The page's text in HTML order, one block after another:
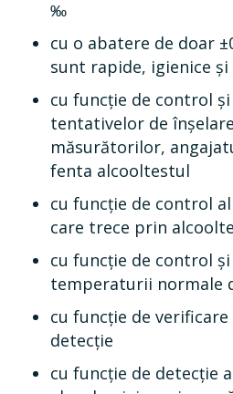
‰
cu o abatere de doar
sunt rapide, igienice și
cu funcție de control
tentativelor de
măsurătorilor,
fenta alcooltestul
cu funcție de control
care trece prin
cu funcție de control
temperaturii normale
cu funcție de
detecție
cu funcție de detecție